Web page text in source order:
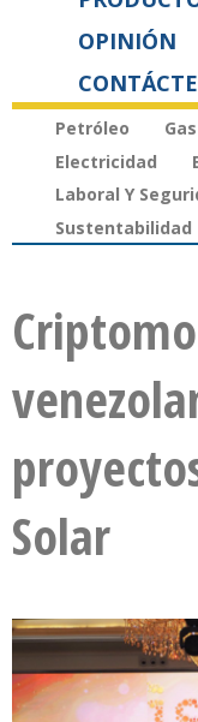
OPINIÓN
Petróleo
Electricidad
Laboral Y
Sustentabilidad
Solar